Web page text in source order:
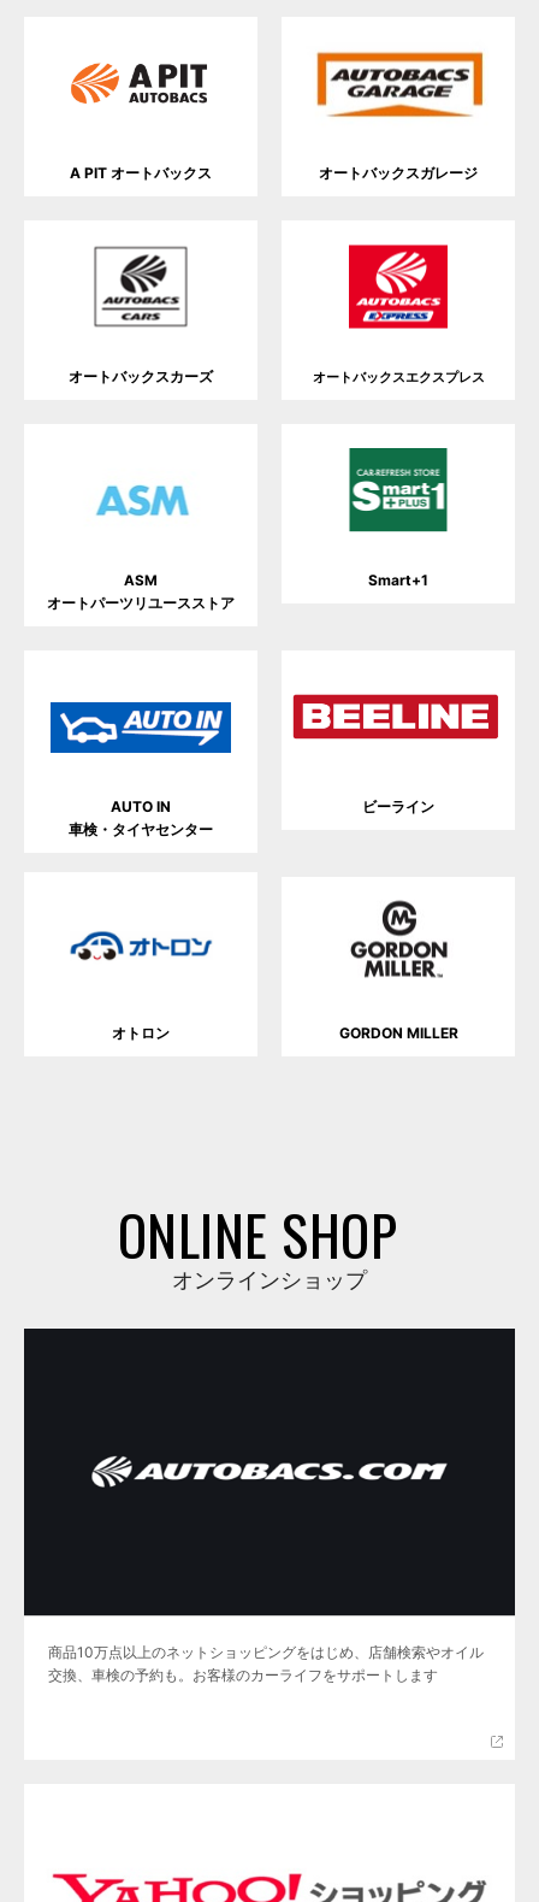
A PIT オートバックス オートバックスガレージ
オートバックスカーズ オートバックスエクスプレス
ASM
オートパーツリユースストア
Smart+1
AUTO IN
車検・タイヤセンター
ビーライン
オトロン GORDON MILLER
ONLINE SHOP
オンラインショップ
商品10万点以上のネットショッピングをはじめ、店舗検索やオイル
交換、車検の予約も。お客様のカーライフをサポートします